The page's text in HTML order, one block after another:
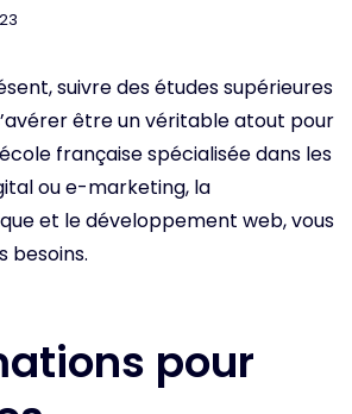
suivre des études supérieures
être un véritable atout pour
française spécialisée dans les
ou e-marketing, la
et le développement web, vous
besoins.
pour